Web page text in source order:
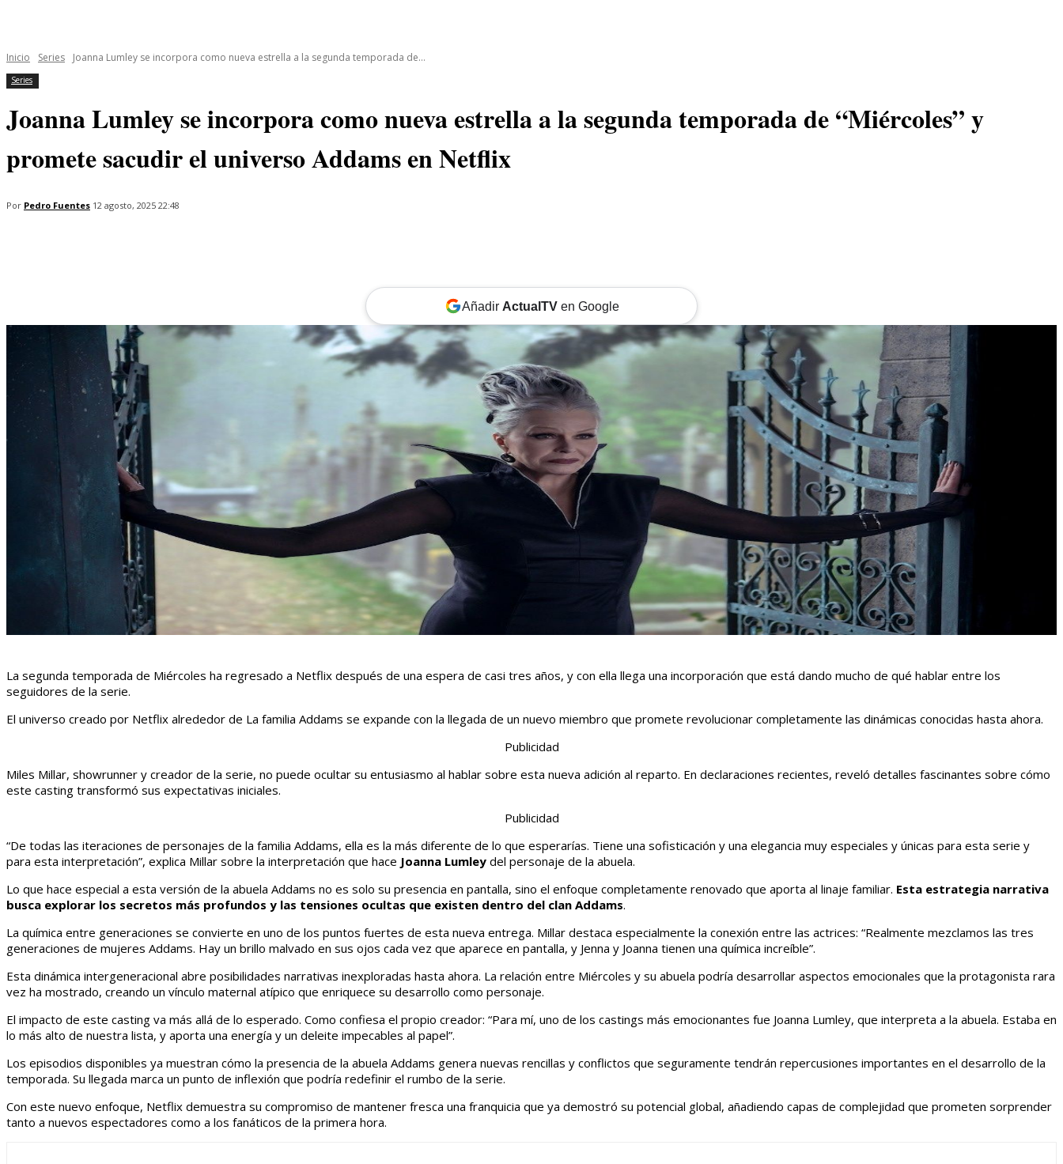
Inicio Series Joanna Lumley se incorpora como nueva estrella a la segunda temporada de...
Series
Joanna Lumley se incorpora como nueva estrella a la segunda temporada de “Miércoles” y
promete sacudir el universo Addams en Netflix
Por Pedro Fuentes 12 agosto, 2025 22:48
Añadir ActualTVen Google
La segunda temporada de Miércoles ha regresado a Netflix después de una espera de casi tres años, y con ella llega una incorporación que está dando mucho de qué hablar entre los
seguidores de la serie.
El universo creado por Netflix alrededor de La familia Addams se expande con la llegada de un nuevo miembro que promete revolucionar completamente las dinámicas conocidas hasta ahora.
Publicidad
Miles Millar, showrunner y creador de la serie, no puede ocultar su entusiasmo al hablar sobre esta nueva adición al reparto. En declaraciones recientes, reveló detalles fascinantes sobre cómo
este casting transformó sus expectativas iniciales.
Publicidad
“De todas las iteraciones de personajes de la familia Addams, ella es la más diferente de lo que esperarías. Tiene una sofisticación y una elegancia muy especiales y únicas para esta serie y
para esta interpretación”, explica Millar sobre la interpretación que hace Joanna Lumley del personaje de la abuela.
Lo que hace especial a esta versión de la abuela Addams no es solo su presencia en pantalla, sino el enfoque completamente renovado que aporta al linaje familiar. Esta estrategia narrativa
busca explorar los secretos más profundos y las tensiones ocultas que existen dentro del clan Addams.
La química entre generaciones se convierte en uno de los puntos fuertes de esta nueva entrega. Millar destaca especialmente la conexión entre las actrices: “Realmente mezclamos las tres
generaciones de mujeres Addams. Hay un brillo malvado en sus ojos cada vez que aparece en pantalla, y Jenna y Joanna tienen una química increíble”.
Esta dinámica intergeneracional abre posibilidades narrativas inexploradas hasta ahora. La relación entre Miércoles y su abuela podría desarrollar aspectos emocionales que la protagonista rara
vez ha mostrado, creando un vínculo maternal atípico que enriquece su desarrollo como personaje.
El impacto de este casting va más allá de lo esperado. Como confiesa el propio creador: “Para mí, uno de los castings más emocionantes fue Joanna Lumley, que interpreta a la abuela. Estaba en
lo más alto de nuestra lista, y aporta una energía y un deleite impecables al papel”.
Los episodios disponibles ya muestran cómo la presencia de la abuela Addams genera nuevas rencillas y conflictos que seguramente tendrán repercusiones importantes en el desarrollo de la
temporada. Su llegada marca un punto de inflexión que podría redefinir el rumbo de la serie.
Con este nuevo enfoque, Netflix demuestra su compromiso de mantener fresca una franquicia que ya demostró su potencial global, añadiendo capas de complejidad que prometen sorprender
tanto a nuevos espectadores como a los fanáticos de la primera hora.